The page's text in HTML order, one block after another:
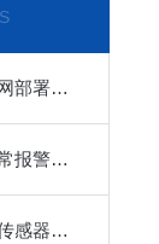
光伏电站气象站：快速联网部署，缩短建设周期
光伏自动气象站：自动异常报警功能，安全性更高
光伏微气象站：高度集成传感器，少布线少施工